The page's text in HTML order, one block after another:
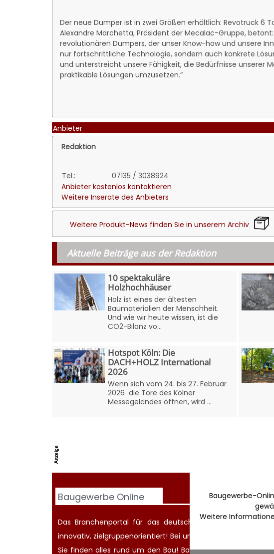
Der neue Dumper ist in zwei Größen erhältlich: Revotruck 6
Alexandre Marchetta, Präsident der Mecalac-Gruppe,
revolutionären Dumpers, der unser Know-how und unsere
nur fortschrittliche Technologie, sondern auch konkrete
und unterstreicht unsere Fähigkeit, die Bedürfnisse unserer
praktikable Lösungen umzusetzen.“
Anbieter
Redaktion
Tel.:
07135 / 3038924
Anbieter kostenlos kontaktieren
Weitere Inserate des Anbieters
Weitere Produkt-News finden Sie in unserem Archiv
Aktuelle Beiträge aus der Redaktion
10 spektakuläre
Holzhochhäuser
Holz ist eines der ältesten
Baumaterialien der Menschheit.
Und wie wir heute wissen, ist die
CO2-Bilanz vo...
Hotspot Köln: Die
DACH+HOLZ International
2026
Wenn sich vom 24. bis 27. Februar
2026 die Tore des Kölner
Messegeländes öffnen, wird ...
Baugewerbe Online
Das Branchenportal für das deutsche Baugewerbe.
innovativ, zielgruppenorientiert! Bei uns werden Sie gefunden
Sie finden alles rund um den Bau! Bauherren finden
Baugewerbe-
Weitere